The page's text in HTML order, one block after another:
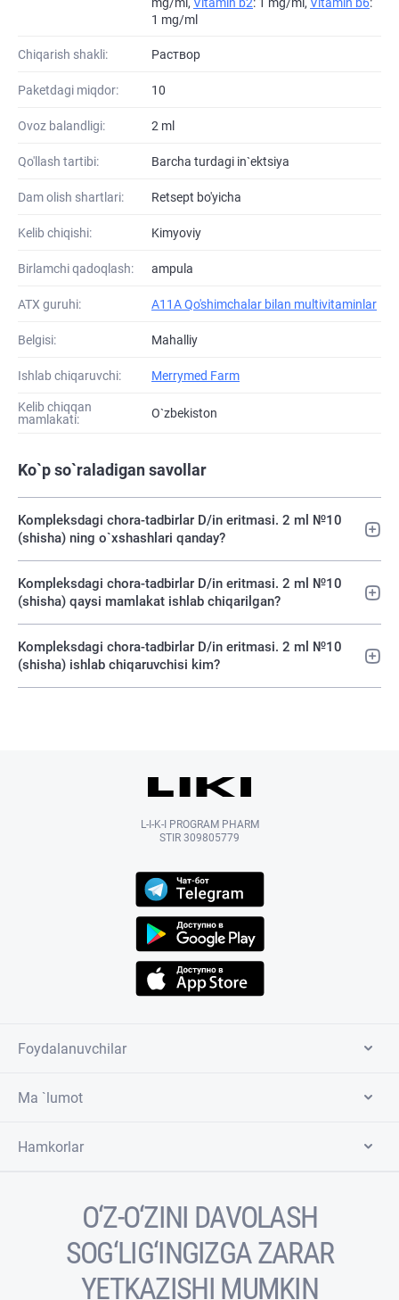
mg/ml, Vitamin b2: 1 mg/ml, Vitamin b6:
1 mg/ml
Chiqarish shakli: Раствор
Paketdagi miqdor: 10
Ovoz balandligi: 2 ml
Qo'llash tartibi: Barcha turdagi in`ektsiya
Dam olish shartlari: Retsept bo'yicha
Kelib chiqishi: Kimyoviy
Birlamchi qadoqlash: ampula
ATХ guruhi: A11A Qo'shimchalar bilan multivitaminlar
Belgisi: Mahalliy
Ishlab chiqaruvchi: Merrymed Farm
Kelib chiqqan
mamlakati:
O`zbekiston
Ko`p so`raladigan savollar
Kompleksdagi chora-tadbirlar D/in eritmasi. 2 ml №10
(shisha) ning o`xshashlari qanday?
Kompleksdagi chora-tadbirlar D/in eritmasi. 2 ml №10
(shisha) qaysi mamlakat ishlab chiqarilgan?
Kompleksdagi chora-tadbirlar D/in eritmasi. 2 ml №10
(shisha) ishlab chiqaruvchisi kim?
L-I-K-I PROGRAM PHARM
STIR 309805779
Foydalanuvchilar
Ma `lumot
Hamkorlar
O‘Z-O‘ZINI DAVOLASH
SOG‘LIG‘INGIZGA ZARAR
YETKAZISHI MUMKIN